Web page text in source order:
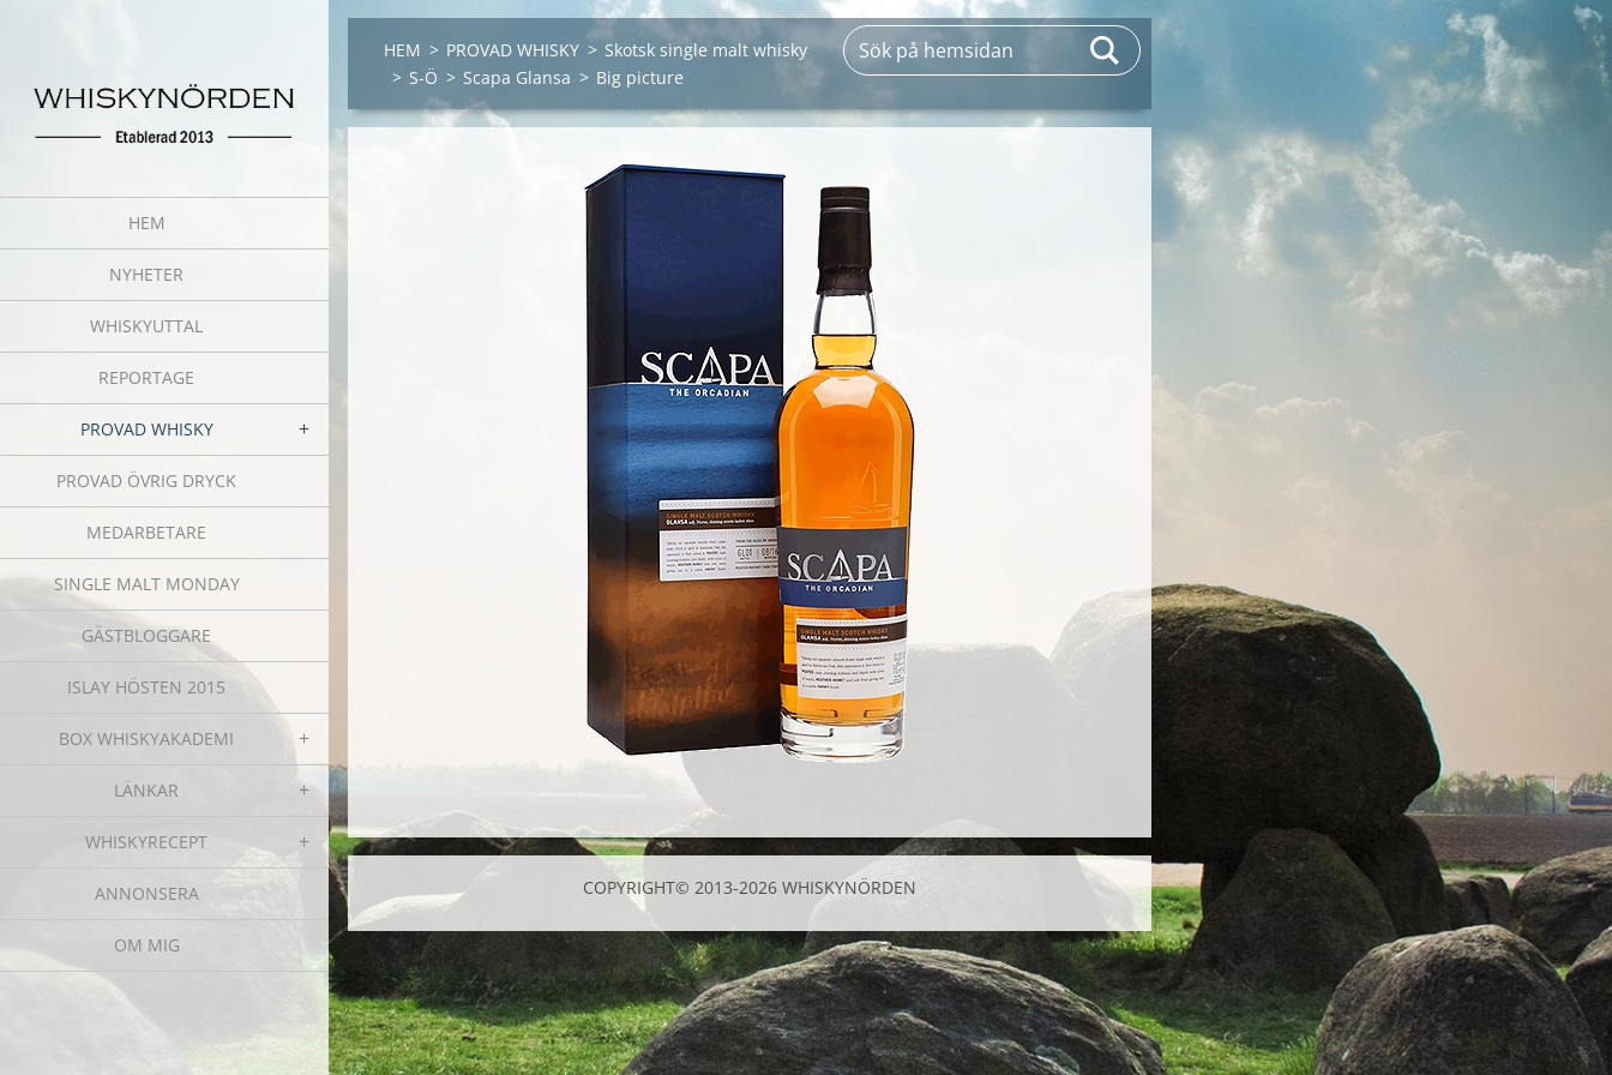
HEM
NYHETER
WHISKYUTTAL
REPORTAGE
PROVAD WHISKY
PROVAD ÖVRIG DRYCK
MEDARBETARE
SINGLE MALT MONDAY
GÄSTBLOGGARE
ISLAY HÖSTEN 2015
BOX WHISKYAKADEMI
LÄNKAR
WHISKYRECEPT
ANNONSERA
OM MIG
HEM > PROVAD WHISKY > Skotsk single malt whisky
> S-Ö > Scapa Glansa > Big picture
COPYRIGHT© 2013-2026 WHISKYNÖRDEN